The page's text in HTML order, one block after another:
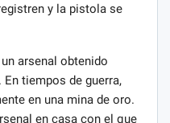
y la pistola se
arsenal obtenido
tiempos de guerra,
en una mina de oro.
en casa con el que